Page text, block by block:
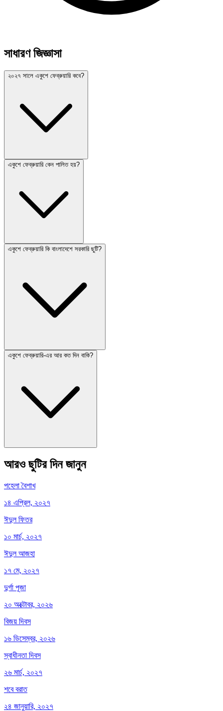
সাধারণ জিজ্ঞাসা
২০২৭ সালে একুশে ফেব্রুয়ারি কবে?
একুশে ফেব্রুয়ারি কেন পালিত হয়?
একুশে ফেব্রুয়ারি কি বাংলাদেশে সরকারি ছুটি?
একুশে ফেব্রুয়ারি-এর আর কত দিন বাকি?
আরও ছুটির দিন জানুন
পহেলা বৈশাখ
১৪ এপ্রিল, ২০২৭
ঈদুল ফিতর
১০ মার্চ, ২০২৭
ঈদুল আজহা
১৭ মে, ২০২৭
দুর্গা পূজা
২০ অক্টোবর, ২০২৬
বিজয় দিবস
১৬ ডিসেম্বর, ২০২৬
স্বাধীনতা দিবস
২৬ মার্চ, ২০২৭
শবে বরাত
২৪ জানুয়ারি, ২০২৭